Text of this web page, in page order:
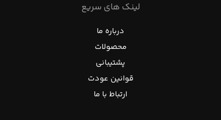
لینک های سریع
درباره ما
محصولات
پشتیبانی
قوانین عودت
ارتباط با ما